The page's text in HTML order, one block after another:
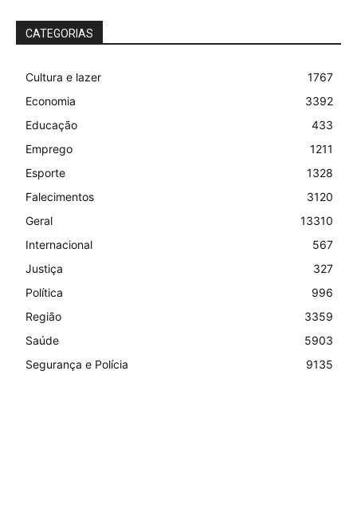
CATEGORIAS
Cultura e lazer
1767
Economia
3392
Educação
433
Emprego
1211
Esporte
1328
Falecimentos
3120
Geral
13310
Internacional
567
Justiça
327
Política
996
Região
3359
Saúde
5903
Segurança e Polícia
9135